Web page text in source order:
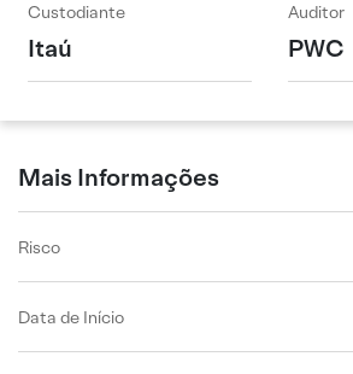
Custodiante
Itaú
Auditor
PWC
Mais Informações
Risco
Data de Início